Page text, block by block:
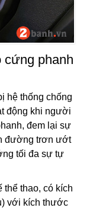
cứng phanh
hệ thống chống
động khi người
đem lại sự
đường trơn ướt
tối đa sự tự
thể thao, có kích
với kích thước